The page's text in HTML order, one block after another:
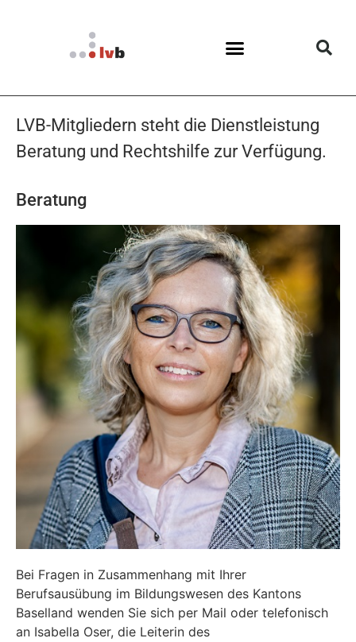
LVB-Mitgliedern steht die Dienstleistung
Beratung und Rechtshilfe zur Verfügung.
Beratung
Bei Fragen in Zusammenhang mit Ihrer
Berufsausübung im Bildungswesen des Kantons
Baselland wenden Sie sich per Mail oder telefonisch
an Isabella Oser, die Leiterin des